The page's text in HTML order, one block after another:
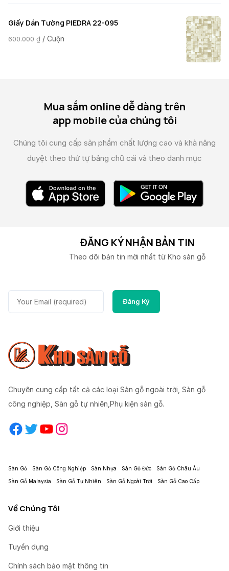
Giấy Dán Tường PIEDRA 22-095
600.000 ₫ / Cuộn
Mua sắm online dễ dàng trên
app mobile của chúng tôi
Chúng tôi cung cấp sản phẩm chất lượng cao và khả năng
duyệt theo thứ tự bảng chữ cái và theo danh mục
ĐĂNG KÝ NHẬN BẢN TIN
Theo dõi bản tin mời nhất từ Kho sàn gỗ
Chuyên cung cấp tất cả các loại Sàn gỗ ngoài trời, Sàn gỗ
công nghiệp, Sàn gỗ tự nhiên,Phụ kiện sàn gỗ.
Facebook Twitter YouTube Instagram
Sàn Gỗ Sàn Gỗ Công Nghiệp Sàn Nhựa Sàn Gỗ Đức Sàn Gỗ Châu Âu
Sàn Gỗ Malaysia Sàn Gỗ Tự Nhiên Sàn Gỗ Ngoài Trời Sàn Gỗ Cao Cấp
Về Chúng Tôi
Giới thiệu
Tuyển dụng
Chính sách bảo mật thông tin